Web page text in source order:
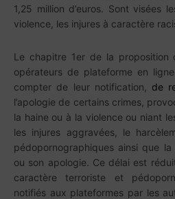
1,25 million d’euros. Sont visées
violence, les injures à caractère
Le chapitre 1er de la proposition
opérateurs de plateforme en
compter de leur notification, de
l’apologie de certains crimes,
la haine ou à la violence ou niant
les injures aggravées, le
pédopornographiques ainsi que
ou son apologie. Ce délai est
caractère terroriste et
notifiés aux plateformes par les